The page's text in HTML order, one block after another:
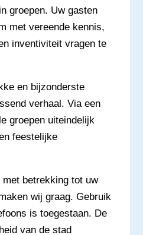
groepen. Uw gasten
met vereende kennis,
inventiviteit vragen te
en bijzonderste
verhaal. Via een
groepen uiteindelijk
feestelijke
betrekking tot uw
wij graag. Gebruik
is toegestaan. De
van de stad